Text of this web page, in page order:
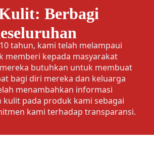
Berbagi
tahun, kami telah melampaui
memberi kepada masyarakat
butuhkan untuk membuat
bagi diri mereka dan keluarga
menambahkan informasi
pada produk kami sebagai
kami terhadap transparansi.